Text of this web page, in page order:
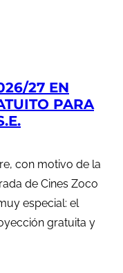
27 EN
PARA
con motivo de la
de Cines Zoco
especial: el
gratuita y